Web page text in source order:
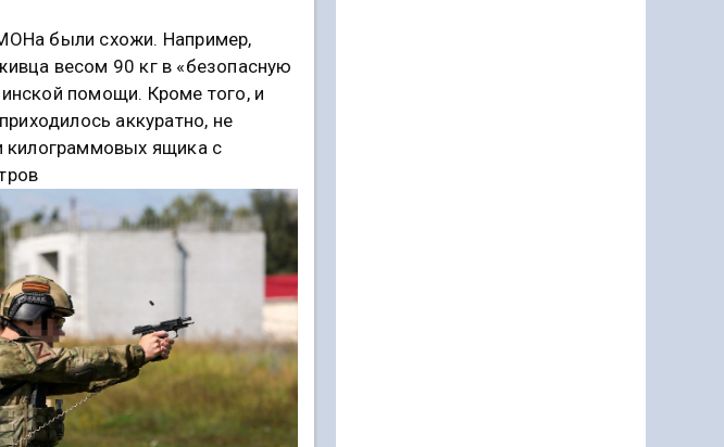
были схожи. Например,
весом 90 кг в «безопасную
помощи. Кроме того, и
аккуратно, не
килограммовых ящика с